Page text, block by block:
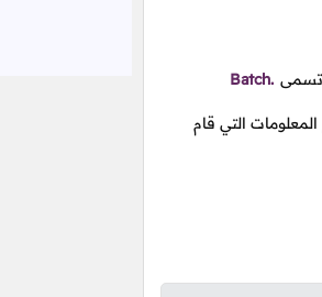
تسمى Batch.
التي قام